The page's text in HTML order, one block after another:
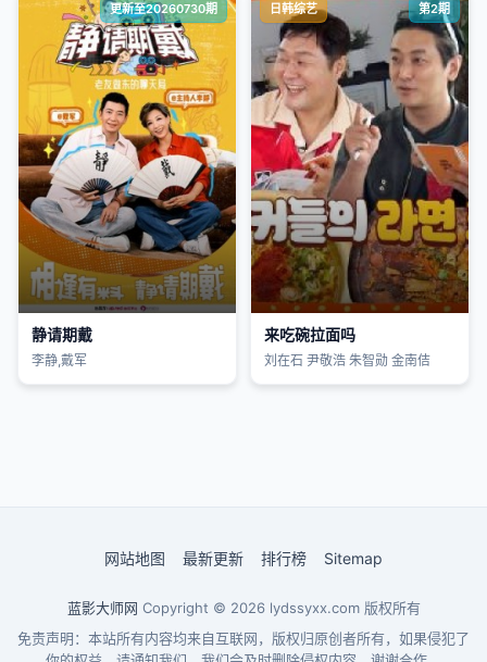
更新至20260730期
静请期戴
李静,戴军
日韩综艺 第2期
来吃碗拉面吗
刘在石 尹敬浩 朱智勋 金南佶
网站地图 最新更新 排行榜 Sitemap
蓝影大师网 Copyright © 2026 lydssyxx.com 版权所有
免责声明：本站所有内容均来自互联网，版权归原创者所有，如果侵犯了